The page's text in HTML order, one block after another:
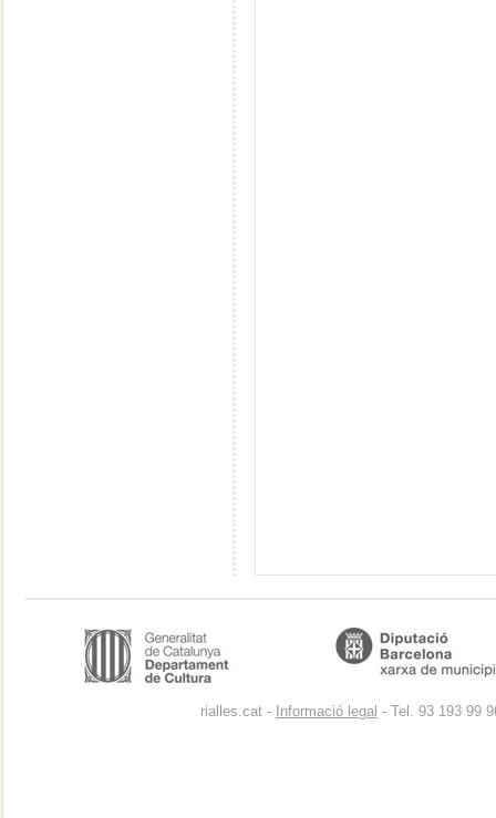
rialles.cat - Informació legal - Tel. 93 193 99